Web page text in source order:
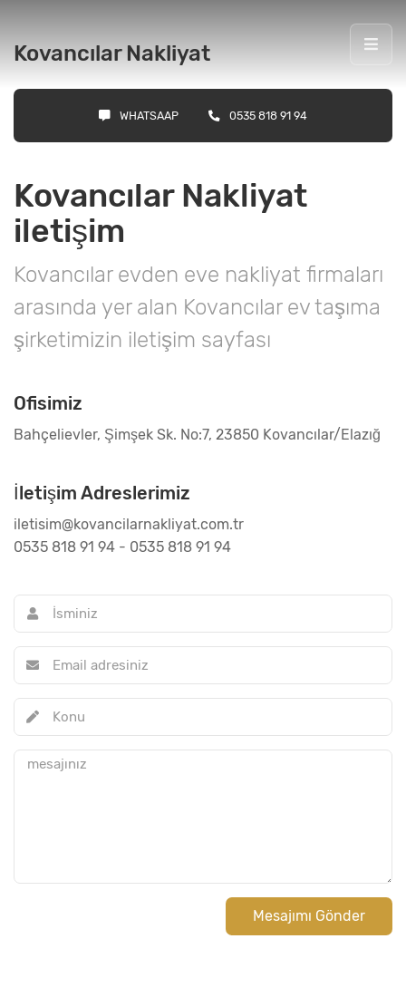
Kovancılar Nakliyat
WHATSAAP 0535 818 91 94
Kovancılar Nakliyat
iletişim
Kovancılar evden eve nakliyat firmaları
arasında yer alan Kovancılar ev taşıma
şirketimizin iletişim sayfası
Ofisimiz
Bahçelievler, Şimşek Sk. No:7, 23850 Kovancılar/Elazığ
İletişim Adreslerimiz
iletisim@kovancilarnakliyat.com.tr
0535 818 91 94 - 0535 818 91 94
Mesajımı Gönder